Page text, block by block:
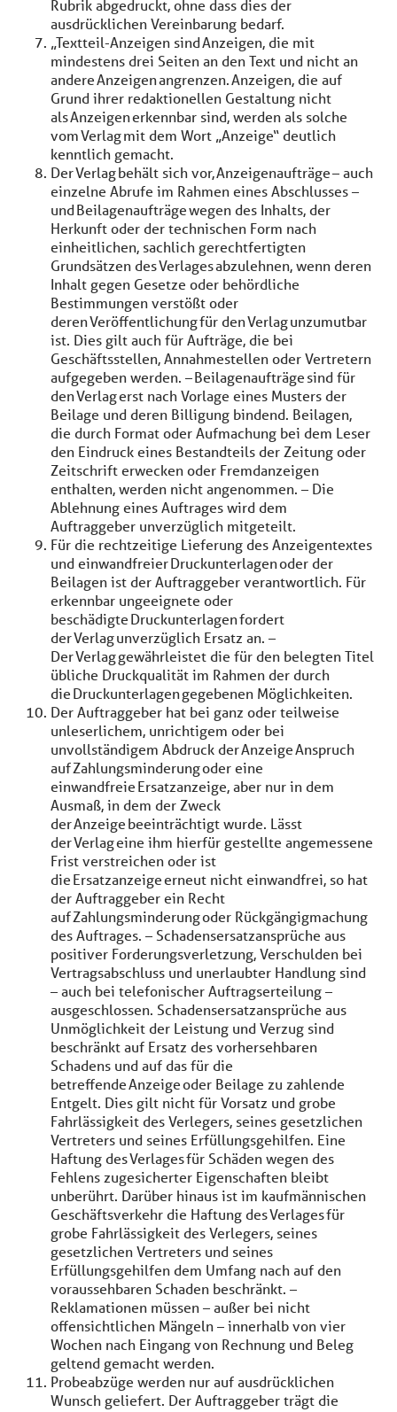
Rubrik abgedruckt, ohne dass dies der
ausdrücklichen Vereinbarung bedarf.
„Textteil-Anzeigen sind Anzeigen, die mit
mindestens drei Seiten an den Text und nicht an
andere Anzeigen angrenzen. Anzeigen, die auf
Grund ihrer redaktionellen Gestaltung nicht
als Anzeigen erkennbar sind, werden als solche
vom Verlag mit dem Wort „Anzeige“ deutlich
kenntlich gemacht.
Der Verlag behält sich vor, Anzeigenaufträge – auch
einzelne Abrufe im Rahmen eines Abschlusses –
und Beilagenaufträge wegen des Inhalts, der
Herkunft oder der technischen Form nach
einheitlichen, sachlich gerechtfertigten
Grundsätzen des Verlages abzulehnen, wenn deren
Inhalt gegen Gesetze oder behördliche
Bestimmungen verstößt oder
deren Veröffentlichung für den Verlag unzumutbar
ist. Dies gilt auch für Aufträge, die bei
Geschäftsstellen, Annahmestellen oder Vertretern
aufgegeben werden. – Beilagenaufträge sind für
den Verlag erst nach Vorlage eines Musters der
Beilage und deren Billigung bindend. Beilagen,
die durch Format oder Aufmachung bei dem Leser
den Eindruck eines Bestandteils der Zeitung oder
Zeitschrift erwecken oder Fremdanzeigen
enthalten, werden nicht angenommen. – Die
Ablehnung eines Auftrages wird dem
Auftraggeber unverzüglich mitgeteilt.
Für die rechtzeitige Lieferung des Anzeigentextes
und einwandfreier Druckunterlagen oder der
Beilagen ist der Auftraggeber verantwortlich. Für
erkennbar ungeeignete oder
beschädigte Druckunterlagen fordert
der Verlag unverzüglich Ersatz an. –
Der Verlag gewährleistet die für den belegten Titel
übliche Druckqualität im Rahmen der durch
die Druckunterlagen gegebenen Möglichkeiten.
Der Auftraggeber hat bei ganz oder teilweise
unleserlichem, unrichtigem oder bei
unvollständigem Abdruck der Anzeige Anspruch
auf Zahlungsminderung oder eine
einwandfreie Ersatzanzeige, aber nur in dem
Ausmaß, in dem der Zweck
der Anzeige beeinträchtigt wurde. Lässt
der Verlag eine ihm hierfür gestellte angemessene
Frist verstreichen oder ist
die Ersatzanzeige erneut nicht einwandfrei, so hat
der Auftraggeber ein Recht
auf Zahlungsminderung oder Rückgängigmachung
des Auftrages. – Schadensersatzansprüche aus
positiver Forderungsverletzung, Verschulden bei
Vertragsabschluss und unerlaubter Handlung sind
– auch bei telefonischer Auftragserteilung –
ausgeschlossen. Schadensersatzansprüche aus
Unmöglichkeit der Leistung und Verzug sind
beschränkt auf Ersatz des vorhersehbaren
Schadens und auf das für die
betreffende Anzeige oder Beilage zu zahlende
Entgelt. Dies gilt nicht für Vorsatz und grobe
Fahrlässigkeit des Verlegers, seines gesetzlichen
Vertreters und seines Erfüllungsgehilfen. Eine
Haftung des Verlages für Schäden wegen des
Fehlens zugesicherter Eigenschaften bleibt
unberührt. Darüber hinaus ist im kaufmännischen
Geschäftsverkehr die Haftung des Verlages für
grobe Fahrlässigkeit des Verlegers, seines
gesetzlichen Vertreters und seines
Erfüllungsgehilfen dem Umfang nach auf den
voraussehbaren Schaden beschränkt. –
Reklamationen müssen – außer bei nicht
offensichtlichen Mängeln – innerhalb von vier
Wochen nach Eingang von Rechnung und Beleg
geltend gemacht werden.
Probeabzüge werden nur auf ausdrücklichen
Wunsch geliefert. Der Auftraggeber trägt die